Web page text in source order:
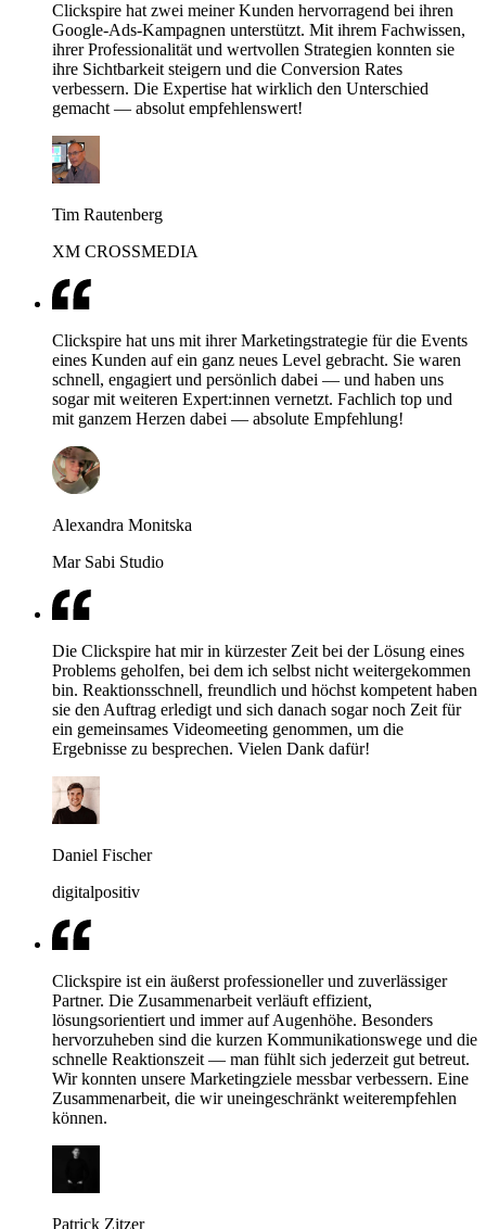
Clickspire hat zwei meiner Kunden hervorragend bei ihren
Google-Ads-Kampagnen unterstützt. Mit ihrem Fachwissen,
ihrer Professionalität und wertvollen Strategien konnten sie
ihre Sichtbarkeit steigern und die Conversion Rates
verbessern. Die Expertise hat wirklich den Unterschied
gemacht — absolut empfehlenswert!
Tim Rautenberg
XM CROSSMEDIA
Clickspire hat uns mit ihrer Marketingstrategie für die Events
eines Kunden auf ein ganz neues Level gebracht. Sie waren
schnell, engagiert und persönlich dabei — und haben uns
sogar mit weiteren Expert:innen vernetzt. Fachlich top und
mit ganzem Herzen dabei — absolute Empfehlung!
Alexandra Monitska
Mar Sabi Studio
Die Clickspire hat mir in kürzester Zeit bei der Lösung eines
Problems geholfen, bei dem ich selbst nicht weitergekommen
bin. Reaktionsschnell, freundlich und höchst kompetent haben
sie den Auftrag erledigt und sich danach sogar noch Zeit für
ein gemeinsames Videomeeting genommen, um die
Ergebnisse zu besprechen. Vielen Dank dafür!
Daniel Fischer
digitalpositiv
Clickspire ist ein äußerst professioneller und zuverlässiger
Partner. Die Zusammenarbeit verläuft effizient,
lösungsorientiert und immer auf Augenhöhe. Besonders
hervorzuheben sind die kurzen Kommunikationswege und die
schnelle Reaktionszeit — man fühlt sich jederzeit gut betreut.
Wir konnten unsere Marketingziele messbar verbessern. Eine
Zusammenarbeit, die wir uneingeschränkt weiterempfehlen
können.
Patrick Zitzer